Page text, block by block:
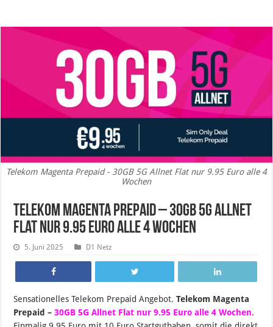
Telekom Magenta Prepaid - 30GB 5G Allnet Flat nur 9.95 Euro alle 4
Wochen
Telekom Magenta Prepaid – 30GB 5G Allnet
Flat nur 9.95 Euro alle 4 Wochen
5. Juni 2025 D1 Netz
Sensationelles Telekom Prepaid Angebot.Telekom Magenta
Prepaid –30GB 5G Allnet Flat nur 9.95 Euro alle 4 Wochen.